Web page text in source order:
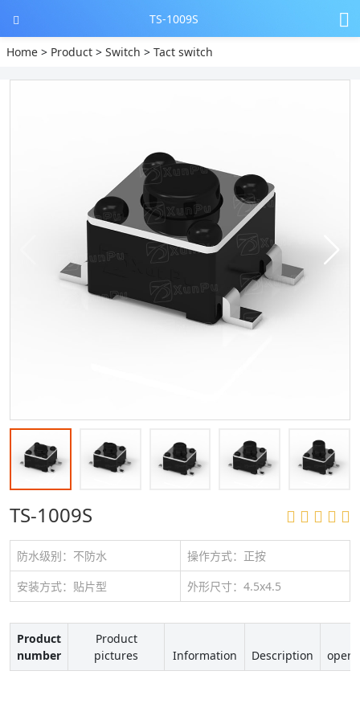
TS-1009S
Home > Product > Switch > Tact switch
TS-1009S
防水级别：不防水
操作方式：正按
安装方式：贴片型
外形尺寸：4.5x4.5
Product
number
Product
pictures
Information Description